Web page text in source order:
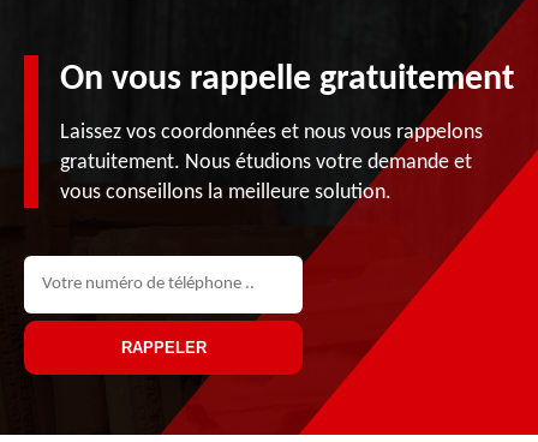
On vous rappelle gratuitement
Laissez vos coordonnées et nous vous rappelons
gratuitement. Nous étudions votre demande et
vous conseillons la meilleure solution.